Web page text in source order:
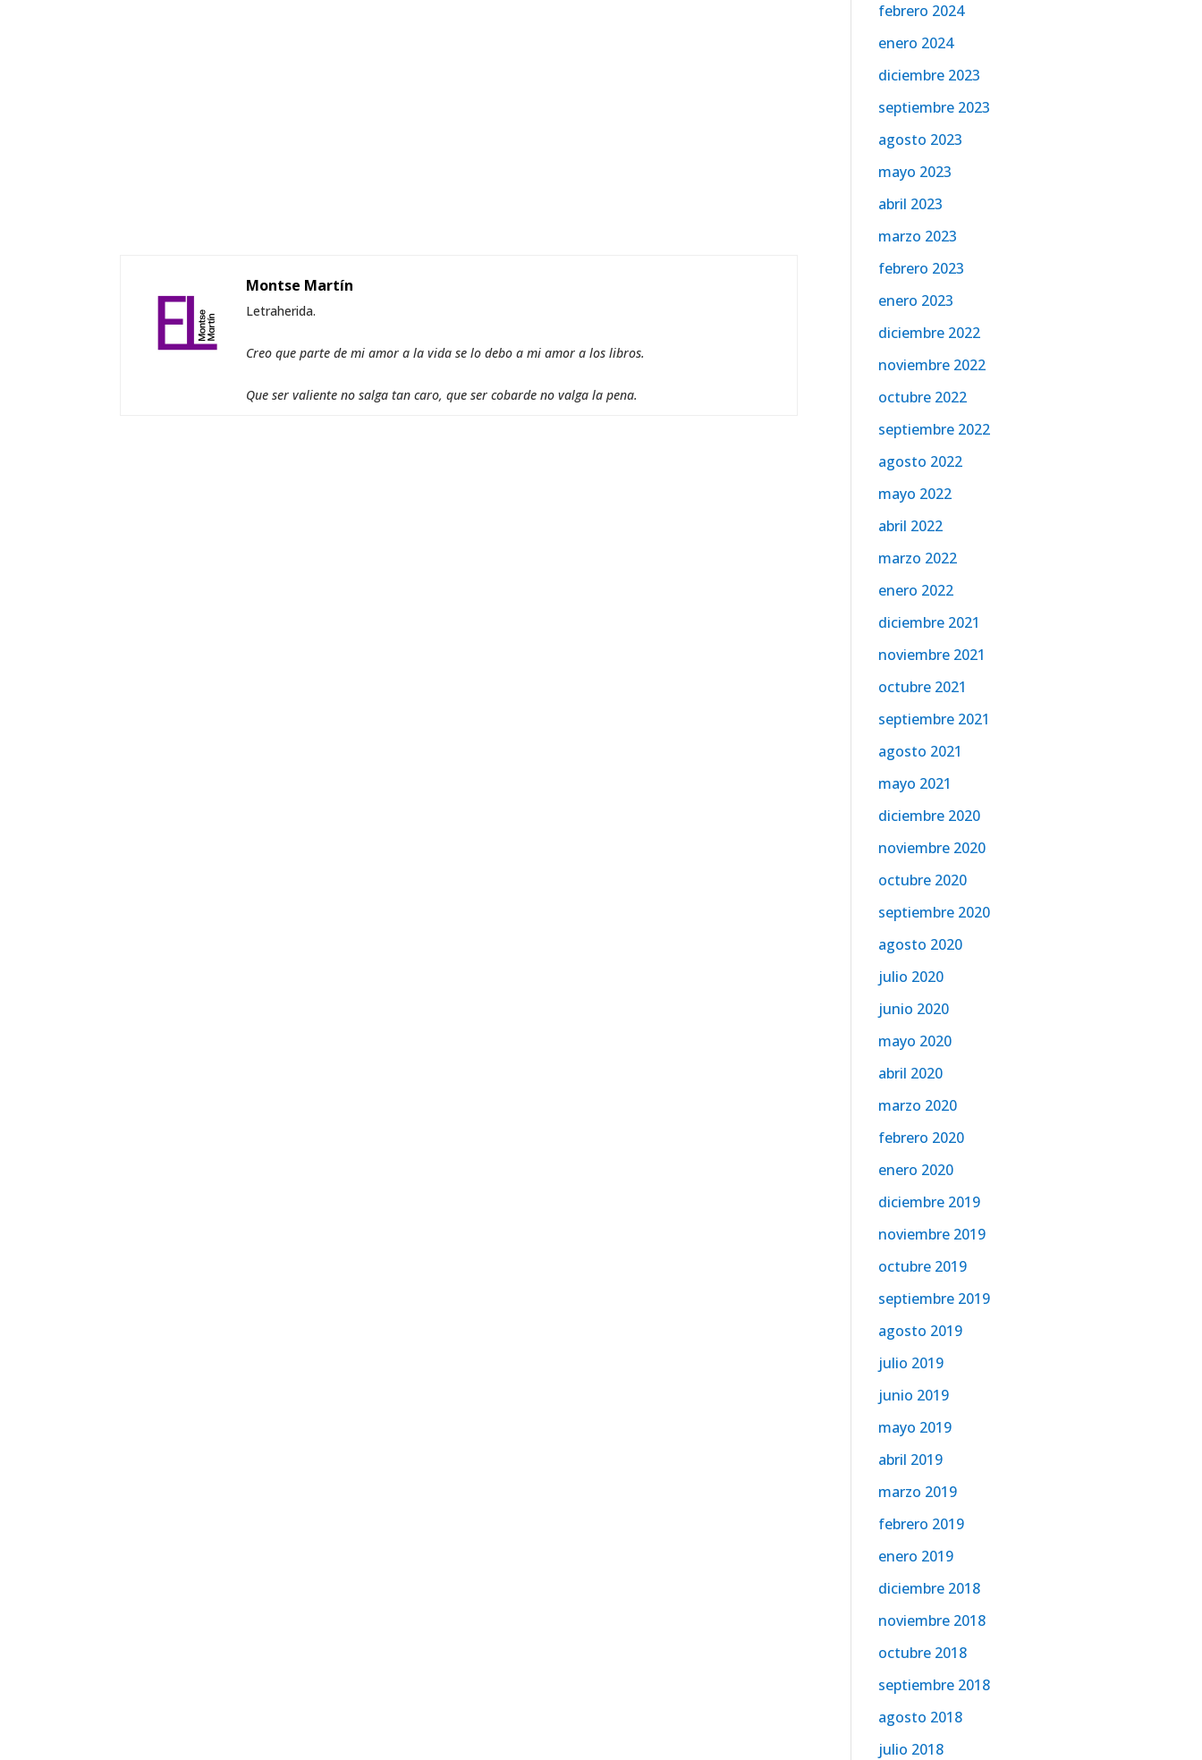
Montse Martín
Letraherida.
Creo que parte de mi amor a la vida se lo debo a mi amor a los libros.
Que ser valiente no salga tan caro, que ser cobarde no valga la pena.
febrero 2024
enero 2024
diciembre 2023
septiembre 2023
agosto 2023
mayo 2023
abril 2023
marzo 2023
febrero 2023
enero 2023
diciembre 2022
noviembre 2022
octubre 2022
septiembre 2022
agosto 2022
mayo 2022
abril 2022
marzo 2022
enero 2022
diciembre 2021
noviembre 2021
octubre 2021
septiembre 2021
agosto 2021
mayo 2021
diciembre 2020
noviembre 2020
octubre 2020
septiembre 2020
agosto 2020
julio 2020
junio 2020
mayo 2020
abril 2020
marzo 2020
febrero 2020
enero 2020
diciembre 2019
noviembre 2019
octubre 2019
septiembre 2019
agosto 2019
julio 2019
junio 2019
mayo 2019
abril 2019
marzo 2019
febrero 2019
enero 2019
diciembre 2018
noviembre 2018
octubre 2018
septiembre 2018
agosto 2018
julio 2018